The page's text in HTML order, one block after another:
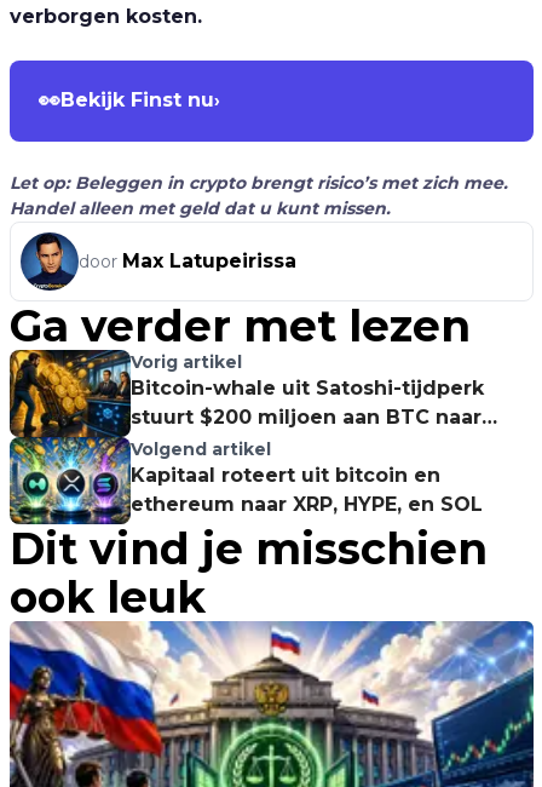
verborgen kosten.
👀Bekijk Finst nu›
Let op: Beleggen in crypto brengt risico’s met zich mee.
Handel alleen met geld dat u kunt missen.
door Max Latupeirissa
Ga verder met lezen
Vorig artikel
Bitcoin-whale uit Satoshi-tijdperk
stuurt $200 miljoen aan BTC naar
OTC-partijen
Volgend artikel
Kapitaal roteert uit bitcoin en
ethereum naar XRP, HYPE, en SOL
Dit vind je misschien
ook leuk